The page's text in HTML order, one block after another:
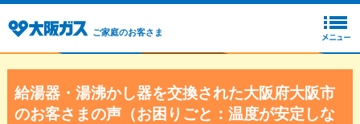
ご家庭のお客さま
給湯器・湯沸かし器を交換された大阪府大阪市
のお客さまの声（お困りごと：温度が安定しな